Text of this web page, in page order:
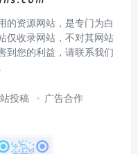
的资源网站，是专门为白
仅收录网站，不对其网站
到您的利益，请联系我们
投稿 广告合作